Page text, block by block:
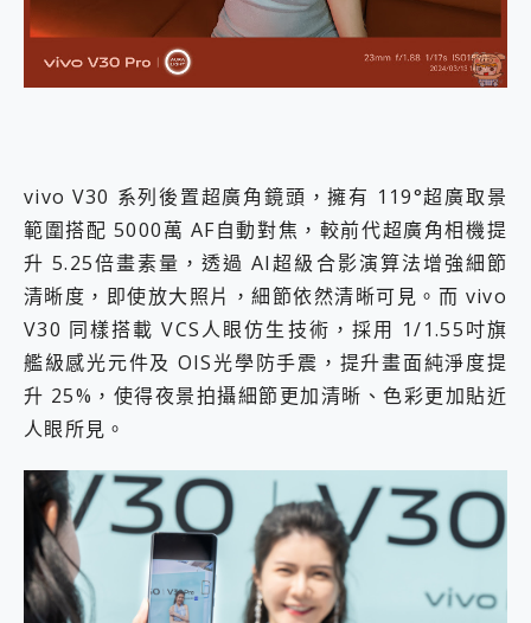
vivo V30 系列後置超廣角鏡頭，擁有 119°超廣取景
範圍搭配 5000萬 AF自動對焦，較前代超廣角相機提
升 5.25倍畫素量，透過 AI超級合影演算法增強細節
清晰度，即使放大照片，細節依然清晰可見。而 vivo
V30 同樣搭載 VCS人眼仿生技術，採用 1/1.55吋旗
艦級感光元件及 OIS光學防手震，提升畫面純淨度提
升 25%，使得夜景拍攝細節更加清晰、色彩更加貼近
人眼所見。